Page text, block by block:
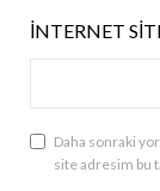
İNTERNET
Daha sonraki
site adresim bu